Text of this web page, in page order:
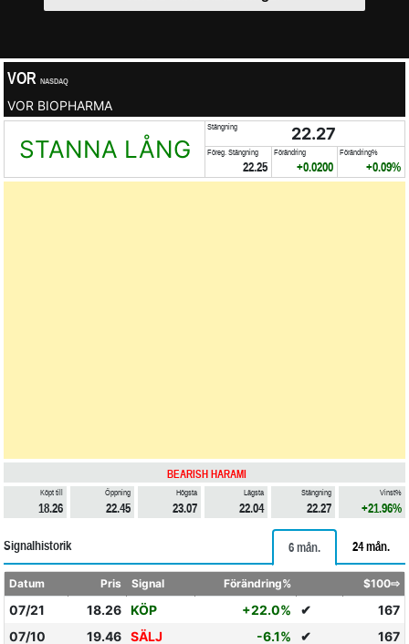
VOR NASDAQ
VOR BIOPHARMA
STANNA LÅNG
Stängning 22.27
Föreg. Stängning
22.25
Förändring
+0.0200
Förändring%
+0.09%
BEARISH HARAMI
Köpt till
18.26
Öppning
22.45
Högsta
23.07
Lägsta
22.04
Stängning
22.27
Vinst%
+21.96%
Signalhistorik 6 mån. 24 mån.
Datum Pris Signal Förändring% $100⇨
07/21 18.26 KÖP +22.0% ✔
167
07/10
19.46 SÄLJ -6.1% ✔
167